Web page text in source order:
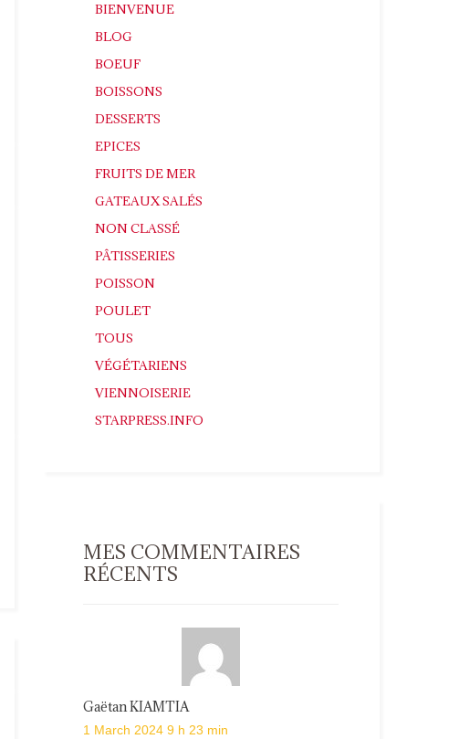
BIENVENUE
BLOG
BOEUF
BOISSONS
DESSERTS
EPICES
FRUITS DE MER
GATEAUX SALÉS
NON CLASSÉ
PÂTISSERIES
POISSON
POULET
TOUS
VÉGÉTARIENS
VIENNOISERIE
STARPRESS.INFO
MES COMMENTAIRES
RÉCENTS
Gaëtan KIAMTIA
1 March 2024 9 h 23 min